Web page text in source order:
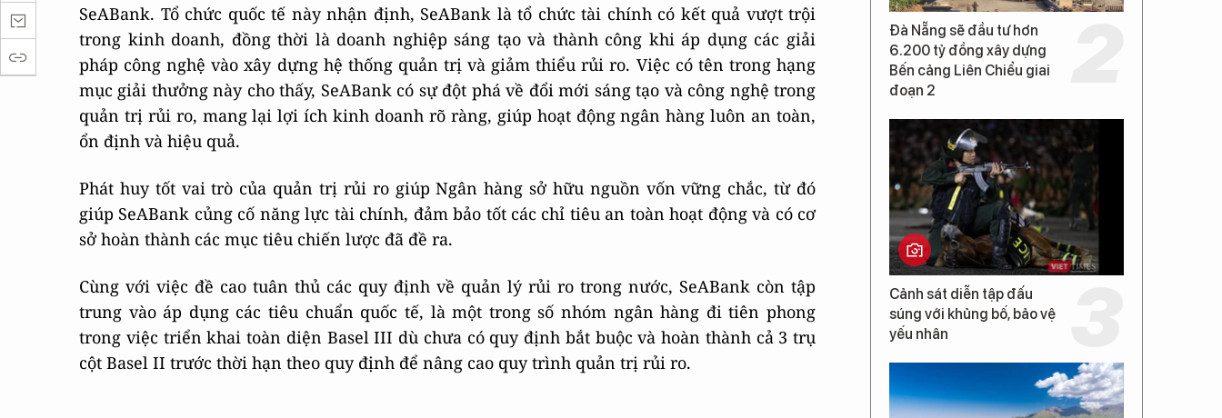
SeABank. Tổ chức quốc tế này nhận định, SeABank là tổ chức tài chính có kết quả vượt trội
trong kinh doanh, đồng thời là doanh nghiệp sáng tạo và thành công khi áp dụng các giải
pháp công nghệ vào xây dựng hệ thống quản trị và giảm thiểu rủi ro. Việc có tên trong hạng
mục giải thưởng này cho thấy, SeABank có sự đột phá về đổi mới sáng tạo và công nghệ trong
quản trị rủi ro, mang lại lợi ích kinh doanh rõ ràng, giúp hoạt động ngân hàng luôn an toàn,
ổn định và hiệu quả.
Phát huy tốt vai trò của quản trị rủi ro giúp Ngân hàng sở hữu nguồn vốn vững chắc, từ đó
giúp SeABank củng cố năng lực tài chính, đảm bảo tốt các chỉ tiêu an toàn hoạt động và có cơ
sở hoàn thành các mục tiêu chiến lược đã đề ra.
Cùng với việc đề cao tuân thủ các quy định về quản lý rủi ro trong nước, SeABank còn tập
trung vào áp dụng các tiêu chuẩn quốc tế, là một trong số nhóm ngân hàng đi tiên phong
trong việc triển khai toàn diện Basel III dù chưa có quy định bắt buộc và hoàn thành cả 3 trụ
cột Basel II trước thời hạn theo quy định để nâng cao quy trình quản trị rủi ro.
Đà Nẵng sẽ đầu tư hơn
6.200 tỷ đồng xây dựng
Bến cảng Liên Chiểu giai
đoạn 2
Cảnh sát diễn tập đấu
súng với khủng bố, bảo vệ
yếu nhân